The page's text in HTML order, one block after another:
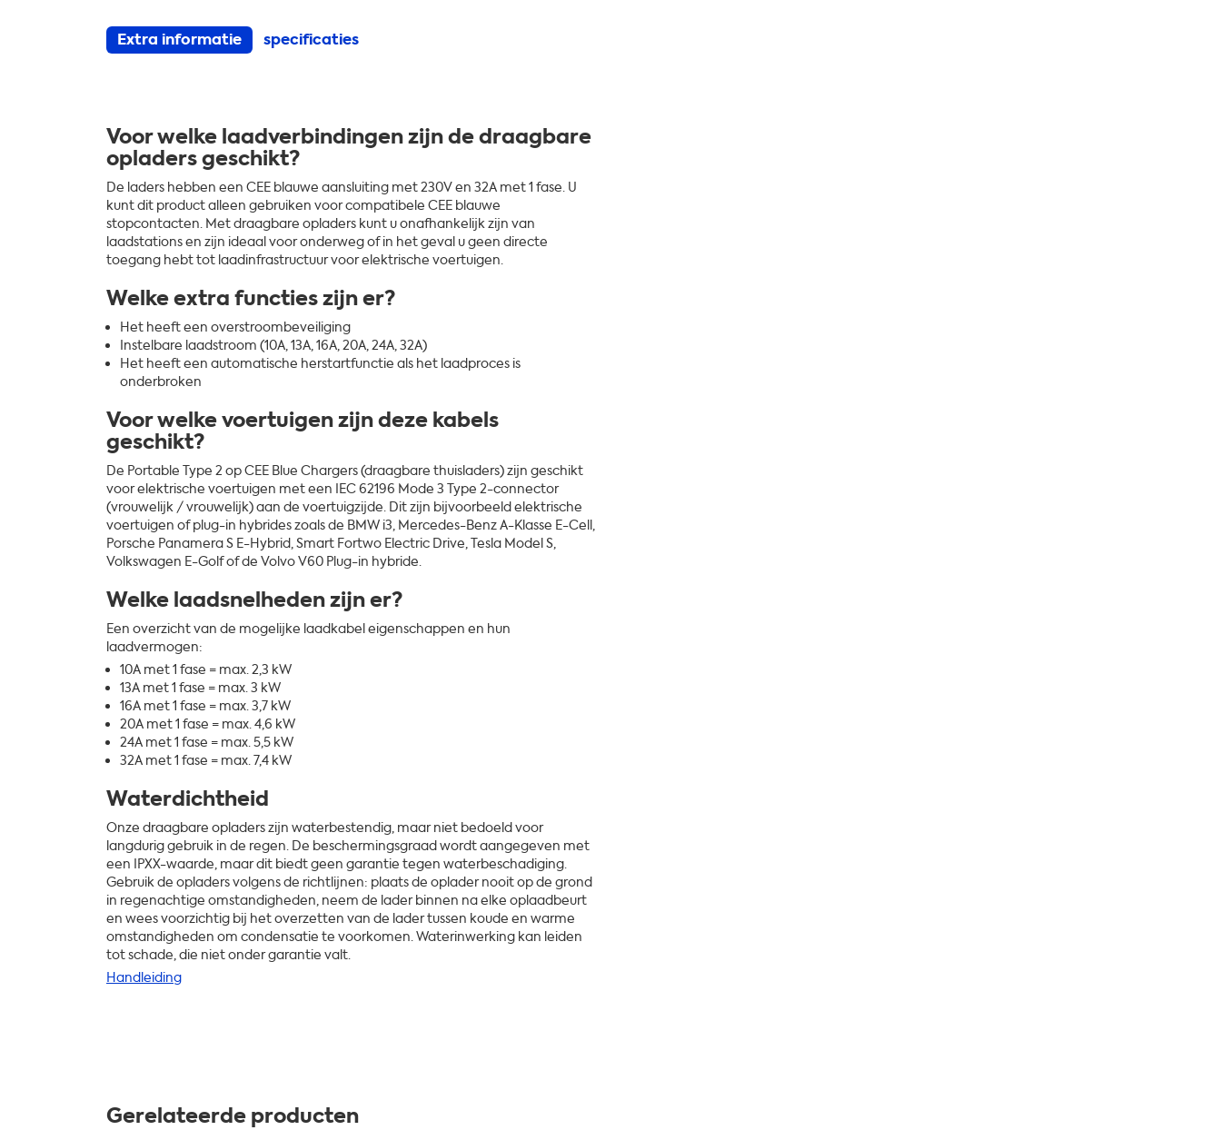
Extra informatie specificaties
Voor welke laadverbindingen zijn de draagbare
opladers geschikt?
De laders hebben een CEE blauwe aansluiting met 230V en 32A met 1 fase. U
kunt dit product alleen gebruiken voor compatibele CEE blauwe
stopcontacten. Met draagbare opladers kunt u onafhankelijk zijn van
laadstations en zijn ideaal voor onderweg of in het geval u geen directe
toegang hebt tot laadinfrastructuur voor elektrische voertuigen.
Welke extra functies zijn er?
Het heeft een overstroombeveiliging
Instelbare laadstroom (10A, 13A, 16A, 20A, 24A, 32A)
Het heeft een automatische herstartfunctie als het laadproces is
onderbroken
Voor welke voertuigen zijn deze kabels
geschikt?
De Portable Type 2 op CEE Blue Chargers (draagbare thuisladers) zijn geschikt
voor elektrische voertuigen met een IEC 62196 Mode 3 Type 2-connector
(vrouwelijk / vrouwelijk) aan de voertuigzijde. Dit zijn bijvoorbeeld elektrische
voertuigen of plug-in hybrides zoals de BMW i3, Mercedes-Benz A-Klasse E-Cell,
Porsche Panamera S E-Hybrid, Smart Fortwo Electric Drive, Tesla Model S,
Volkswagen E-Golf of de Volvo V60 Plug-in hybride.
Welke laadsnelheden zijn er?
Een overzicht van de mogelijke laadkabel eigenschappen en hun
laadvermogen:
10A met 1 fase = max. 2,3 kW
13A met 1 fase = max. 3 kW
16A met 1 fase = max. 3,7 kW
20A met 1 fase = max. 4,6 kW
24A met 1 fase = max. 5,5 kW
32A met 1 fase = max. 7,4 kW
Waterdichtheid
Onze draagbare opladers zijn waterbestendig, maar niet bedoeld voor
langdurig gebruik in de regen. De beschermingsgraad wordt aangegeven met
een IPXX-waarde, maar dit biedt geen garantie tegen waterbeschadiging.
Gebruik de opladers volgens de richtlijnen: plaats de oplader nooit op de grond
in regenachtige omstandigheden, neem de lader binnen na elke oplaadbeurt
en wees voorzichtig bij het overzetten van de lader tussen koude en warme
omstandigheden om condensatie te voorkomen. Waterinwerking kan leiden
tot schade, die niet onder garantie valt.
Handleiding
Gerelateerde producten